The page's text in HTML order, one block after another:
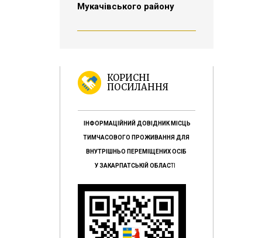
Мукачівського району
КОРИСНІ
ПОСИЛАННЯ
ІНФОРМАЦІЙНИЙ ДОВІДНИК МІСЦЬ
ТИМЧАСОВОГО ПРОЖИВАННЯ ДЛЯ
ВНУТРІШНЬО ПЕРЕМІЩЕНИХ ОСІБ
У ЗАКАРПАТСЬКІЙ ОБЛАСТІ